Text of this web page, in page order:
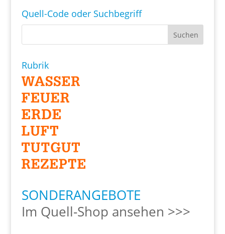
Quell-Code oder Suchbegriff
Rubrik
SONDERANGEBOTE
Im Quell-Shop ansehen >>>